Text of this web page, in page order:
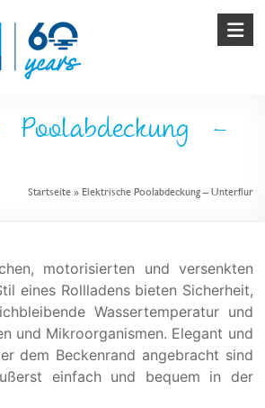
Poolabdeckung –
Startseite» Elektrische Poolabdeckung – Unterflur
motorisierten und versenkten
eines Rollladens bieten Sicherheit,
Wassertemperatur und
und Mikroorganismen. Elegant und
dem Beckenrand angebracht sind
einfach und bequem in der